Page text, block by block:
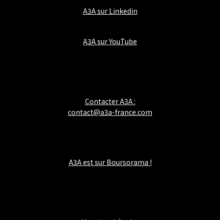
A3A sur Linkedin
A3A sur YouTube
Contacter A3A :
contact@a3a-france.com
A3A est sur Boursorama !